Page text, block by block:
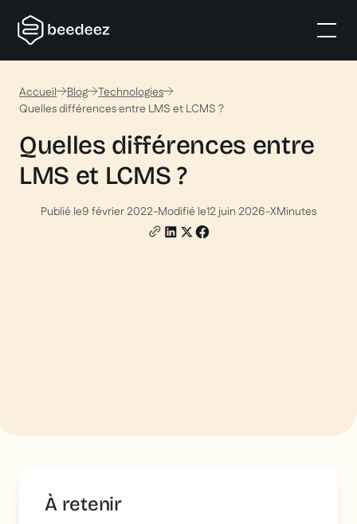
Accueil Blog
Technologies
Quelles différences entre LMS et LCMS ?
Quelles différences entre
LMS et LCMS ?
Publié le9 février 2022-Modifié le12 juin 2026-XMinutes
À retenir